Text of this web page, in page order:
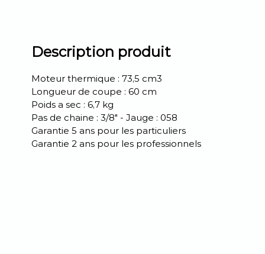
Description produit
Moteur thermique : 73,5 cm3
Longueur de coupe : 60 cm
Poids a sec : 6,7 kg
Pas de chaine : 3/8" - Jauge : 058
Garantie 5 ans pour les particuliers
Garantie 2 ans pour les professionnels